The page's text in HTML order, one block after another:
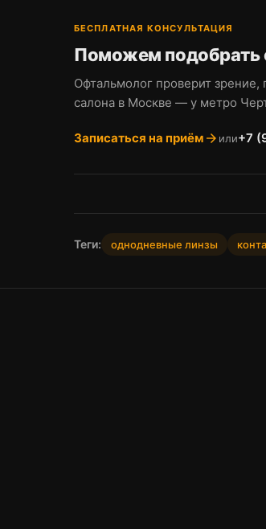
БЕСПЛАТНАЯ КОНСУЛЬТАЦИЯ
Поможем подобрать
Офтальмолог проверит
салона в Москве — у метро
Записаться на приём arrow_forward или+7
Теги: однодневные линзы